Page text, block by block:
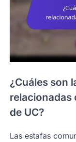
¿Cuáles son
relacionadas
de UC?
Las estafas